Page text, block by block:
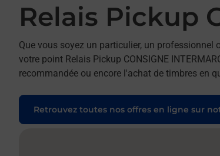
Relais Pickup
Que vous soyez un particulier, un professionnel
votre point Relais Pickup CONSIGNE
recommandée ou encore l'achat de timbres en
Retrouvez toutes nos offres en ligne sur